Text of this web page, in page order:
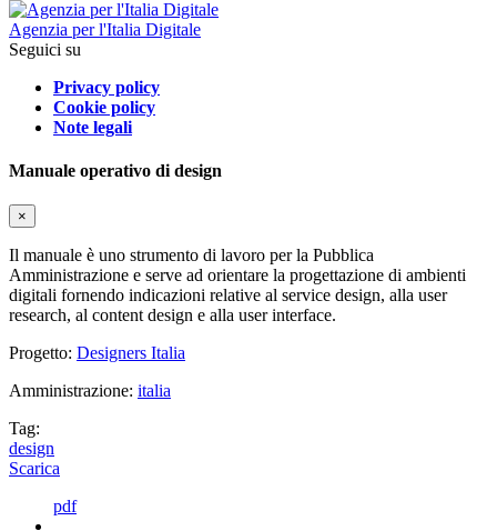
Agenzia per l'Italia Digitale
Seguici su
Privacy policy
Cookie policy
Note legali
Manuale operativo di design
×
Il manuale è uno strumento di lavoro per la Pubblica
Amministrazione e serve ad orientare la progettazione di ambienti
digitali fornendo indicazioni relative al service design, alla user
research, al content design e alla user interface.
Progetto: Designers Italia
Amministrazione: italia
Tag:
design
Scarica
pdf